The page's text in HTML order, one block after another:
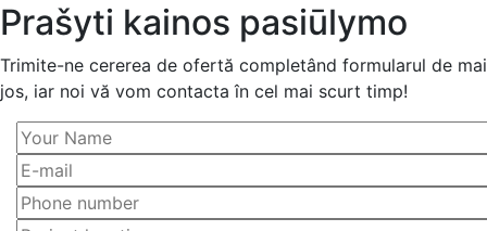
Prašyti kainos pasiūlymo
Trimite-ne cererea de ofertă completând formularul de mai
jos, iar noi vă vom contacta în cel mai scurt timp!